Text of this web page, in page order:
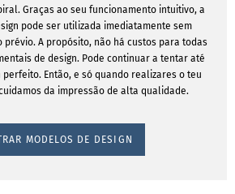
Graças ao seu funcionamento intuitivo, a
pode ser utilizada imediatamente sem
prévio. A propósito, não há custos para todas
de design. Pode continuar a tentar até
Então, e só quando realizares o teu
da impressão de alta qualidade.
MODELOS DE DESIGN